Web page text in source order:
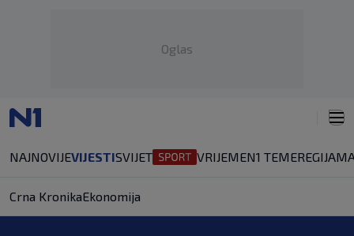
Oglas
NAJNOVIJEVIJESTISVIJET VRIJEMEN1 TEMEREGIJA
Crna KronikaEkonomija